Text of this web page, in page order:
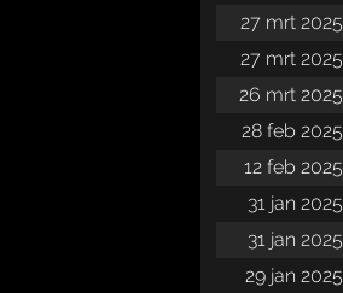
27 mrt 2025
27 mrt 2025
26 mrt 2025
28 feb 2025
12 feb 2025
31 jan 2025
31 jan 2025
29 jan 2025